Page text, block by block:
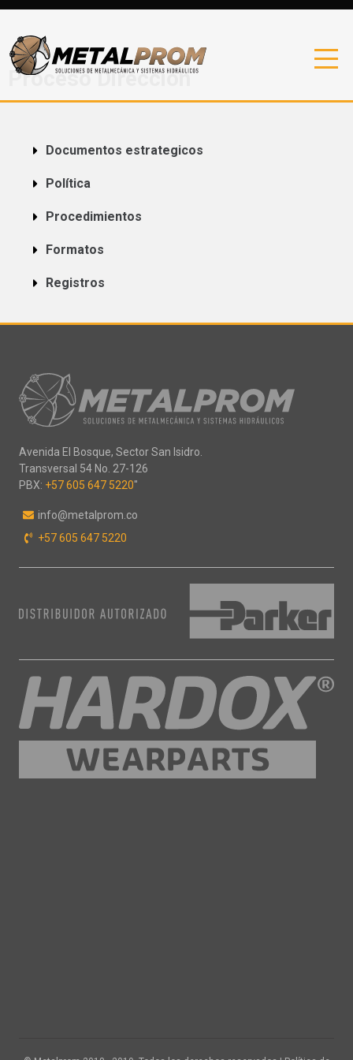
Proceso Dirección
Documentos estrategicos
Política
Procedimientos
Formatos
Registros
Avenida El Bosque, Sector San Isidro.
Transversal 54 No. 27-126
PBX: +57 605 647 5220"
info@metalprom.co
+57 605 647 5220